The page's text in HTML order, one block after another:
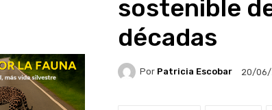
sostenible
décadas
Por Patricia Escobar 20/06/